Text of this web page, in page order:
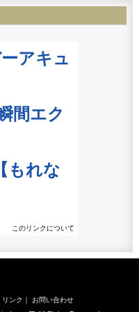
リンク ｜
お問い合わせ